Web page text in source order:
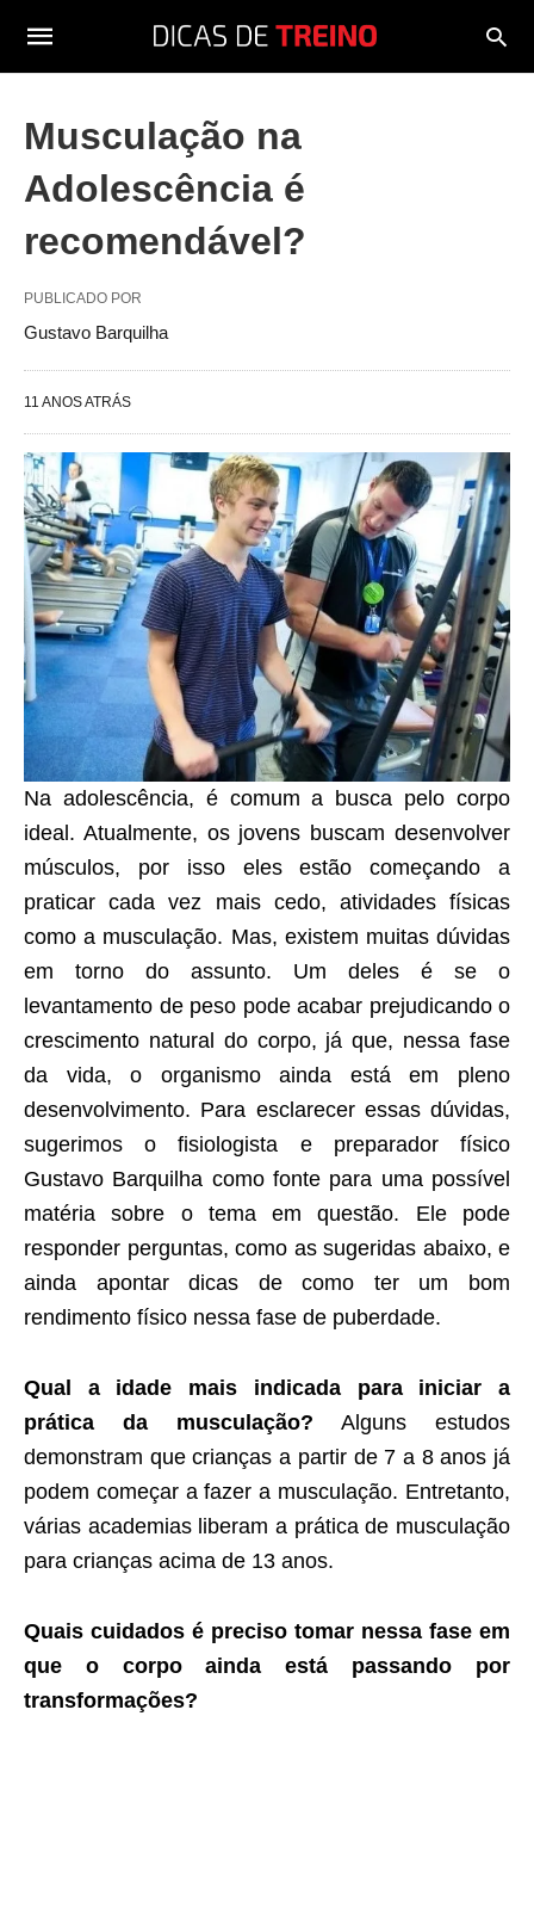
Musculação na
Adolescência é
recomendável?
PUBLICADO POR
Gustavo Barquilha
11 ANOS ATRÁS
Na adolescência, é comum a busca pelo corpo
ideal. Atualmente, os jovens buscam desenvolver
músculos, por isso eles estão começando a
praticar cada vez mais cedo, atividades físicas
como a musculação. Mas, existem muitas dúvidas
em torno do assunto. Um deles é se o
levantamento de peso pode acabar prejudicando o
crescimento natural do corpo, já que, nessa fase
da vida, o organismo ainda está em pleno
desenvolvimento. Para esclarecer essas dúvidas,
sugerimos o fisiologista e preparador físico
Gustavo Barquilha como fonte para uma possível
matéria sobre o tema em questão. Ele pode
responder perguntas, como as sugeridas abaixo, e
ainda apontar dicas de como ter um bom
rendimento físico nessa fase de puberdade.
Qual a idade mais indicada para iniciar a
prática da musculação?Alguns estudos
demonstram que crianças a partir de 7 a 8 anos já
podem começar a fazer a musculação. Entretanto,
várias academias liberam a prática de musculação
para crianças acima de 13 anos.
Quais cuidados é preciso tomar nessa fase em
que o corpo ainda está passando por
transformações?